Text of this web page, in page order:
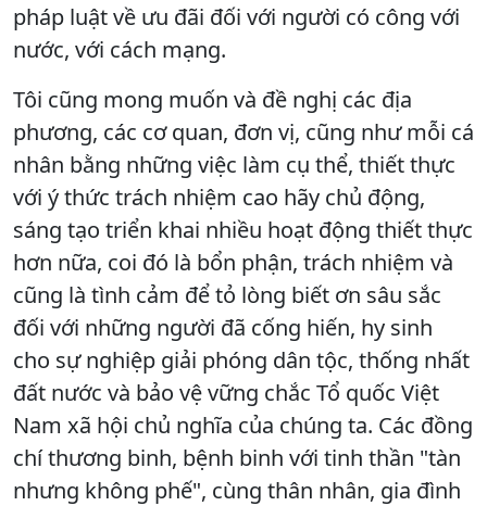
pháp luật về ưu đãi đối với người có công với
nước, với cách mạng.
Tôi cũng mong muốn và đề nghị các địa
phương, các cơ quan, đơn vị, cũng như mỗi cá
nhân bằng những việc làm cụ thể, thiết thực
với ý thức trách nhiệm cao hãy chủ động,
sáng tạo triển khai nhiều hoạt động thiết thực
hơn nữa, coi đó là bổn phận, trách nhiệm và
cũng là tình cảm để tỏ lòng biết ơn sâu sắc
đối với những người đã cống hiến, hy sinh
cho sự nghiệp giải phóng dân tộc, thống nhất
đất nước và bảo vệ vững chắc Tổ quốc Việt
Nam xã hội chủ nghĩa của chúng ta. Các đồng
chí thương binh, bệnh binh với tinh thần "tàn
nhưng không phế", cùng thân nhân, gia đình